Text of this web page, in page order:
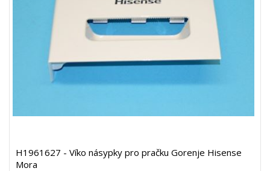
H1961627 - Víko násypky pro pračku Gorenje Hisense
Mora